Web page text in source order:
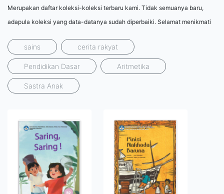
Merupakan daftar koleksi-koleksi terbaru kami. Tidak semuanya baru,
adapula koleksi yang data-datanya sudah diperbaiki. Selamat menikmati
sains cerita rakyat
Pendidikan Dasar Aritmetika
Sastra Anak